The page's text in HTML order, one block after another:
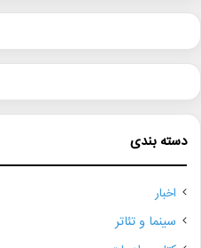
دسته بندی
اخبار
سینما و تئاتر